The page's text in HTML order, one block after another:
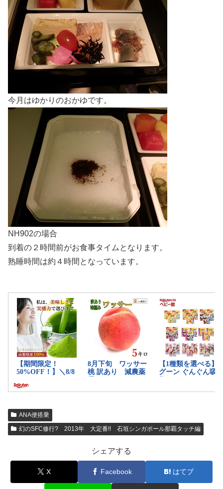
今月はゆかりのおかゆです。
NH902の場合
到着の２時間前がお食事タイムとなります。
熟睡時間は約４時間となっています。
ANA便搭乗
幻のSFC修行? 2013年 大定番!! 石垣シンガポール那覇タッチ編
シェアする
X Facebook はてブ